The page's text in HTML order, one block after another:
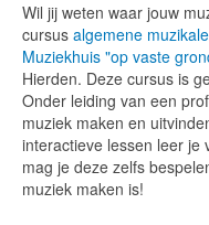
Wil jij weten waar jouw
cursus algemene
Muziekhuis "op vaste
Hierden. Deze cursus is
Onder leiding van een
muziek maken en
interactieve lessen leer je
mag je deze zelfs
muziek maken is!